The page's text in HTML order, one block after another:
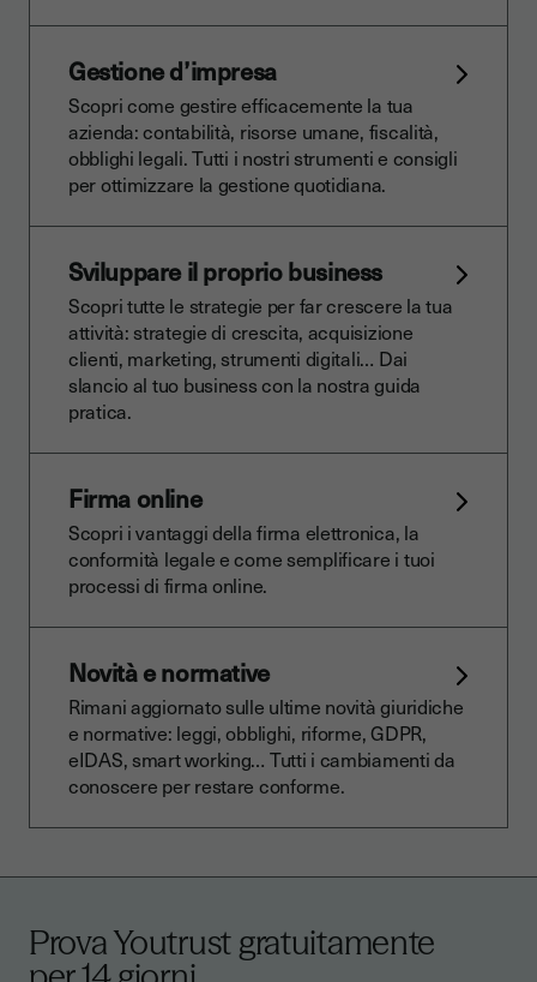
Gestione d’impresa
Scopri come gestire efficacemente la tua
azienda: contabilità, risorse umane, fiscalità,
obblighi legali. Tutti i nostri strumenti e consigli
per ottimizzare la gestione quotidiana.
Sviluppare il proprio business
Scopri tutte le strategie per far crescere la tua
attività: strategie di crescita, acquisizione
clienti, marketing, strumenti digitali… Dai
slancio al tuo business con la nostra guida
pratica.
Firma online
Scopri i vantaggi della firma elettronica, la
conformità legale e come semplificare i tuoi
processi di firma online.
Novità e normative
Rimani aggiornato sulle ultime novità giuridiche
e normative: leggi, obblighi, riforme, GDPR,
eIDAS, smart working… Tutti i cambiamenti da
conoscere per restare conforme.
Prova Youtrust gratuitamente